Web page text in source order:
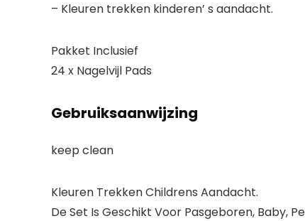
– Kleuren trekken kinderen’ s aandacht.
Pakket Inclusief
24 x Nagelvijl Pads
Gebruiksaanwijzing
keep clean
Kleuren Trekken Childrens Aandacht.
De Set Is Geschikt Voor Pasgeboren, Baby,